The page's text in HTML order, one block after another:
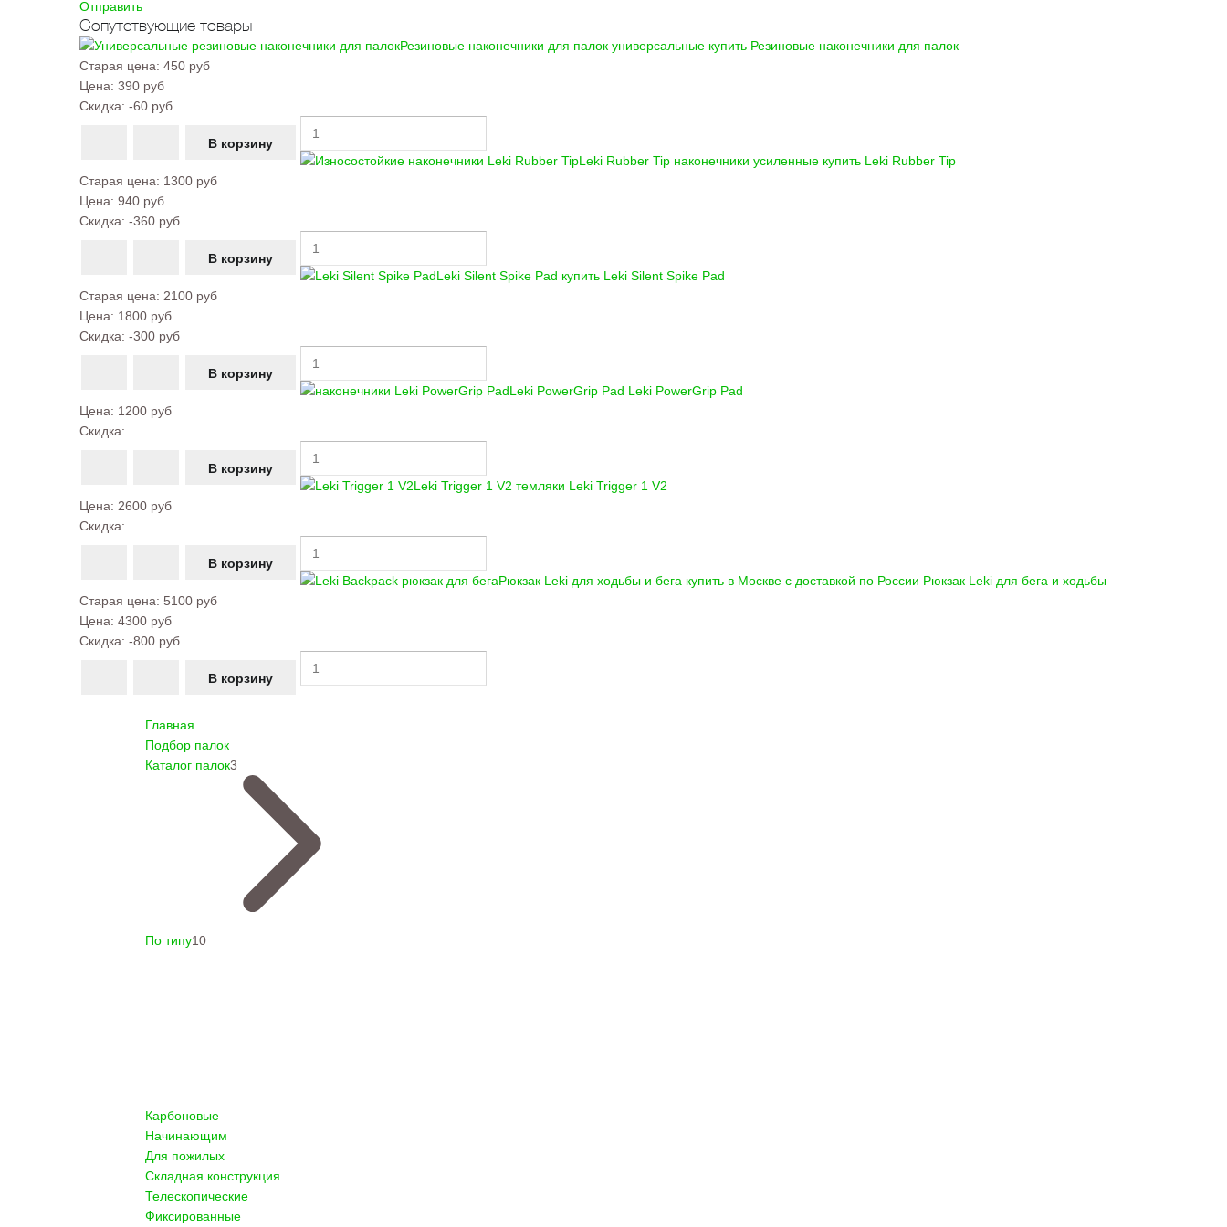
Отправить
Сопутствующие товары
Резиновые наконечники для палок универсальные купить Резиновые наконечники для палок
Старая цена: 450 руб
Цена: 390 руб
Скидка: -60 руб
Leki Rubber Tip наконечники усиленные купить Leki Rubber Tip
Старая цена: 1300 руб
Цена: 940 руб
Скидка: -360 руб
Leki Silent Spike Pad купить Leki Silent Spike Pad
Старая цена: 2100 руб
Цена: 1800 руб
Скидка: -300 руб
Leki PowerGrip Pad Leki PowerGrip Pad
Цена: 1200 руб
Скидка:
Leki Trigger 1 V2 темляки Leki Trigger 1 V2
Цена: 2600 руб
Скидка:
Рюкзак Leki для ходьбы и бега купить в Москве с доставкой по России Рюкзак Leki для бега и ходьбы
Старая цена: 5100 руб
Цена: 4300 руб
Скидка: -800 руб
Главная
Подбор палок
Каталог палок3
По типу10
Карбоновые
Начинающим
Для пожилых
Складная конструкция
Телескопические
Фиксированные